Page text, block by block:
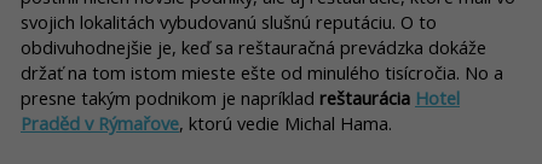
svojich lokalitách vybudovanú slušnú reputáciu. O to
obdivuhodnejšie je, keď sa reštauračná prevádzka dokáže
držať na tom istom mieste ešte od minulého tisícročia. No a
presne takým podnikom je napríklad reštaurácia Hotel
Praděd v Rýmařove, ktorú vedie Michal Hama.